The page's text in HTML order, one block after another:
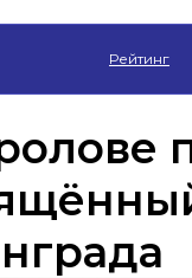
Рейтинг